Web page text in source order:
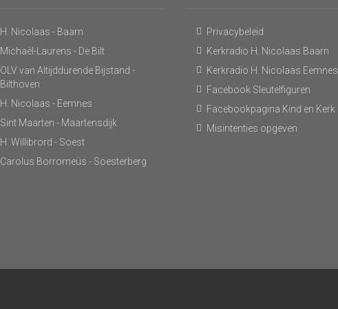
H. Nicolaas - Baarn
Michaël-Laurens - De Bilt
OLV van Altijddurende Bijstand -
Bilthoven
H. Nicolaas - Eemnes
Sint Maarten - Maartensdijk
H. Willibrord - Soest
Carolus Borromeüs - Soesterberg
Privacybeleid
Kerkradio H. Nicolaas Baarn
Kerkradio H. Nicolaas Eemnes
Facebook Sleutelfiguren
Facebookpagina Kind en Kerk
Misintenties opgeven